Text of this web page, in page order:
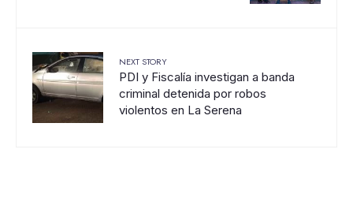
NEXT STORY
PDI y Fiscalía investigan a banda
criminal detenida por robos
violentos en La Serena